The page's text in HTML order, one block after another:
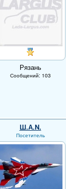
Рязань
Сообщений: 103
Ш.А.N.
Посетитель